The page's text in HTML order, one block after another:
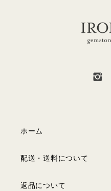
ホーム
配送・送料について
返品について